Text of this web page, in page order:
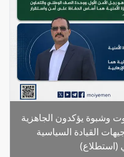
وشبوة يؤكدون الجاهزية
القيادة السياسية
(استطلاع)